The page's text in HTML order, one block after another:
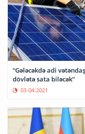
“Gələcəkdə adi
dövlətə sata biləcək”
03-04-2021